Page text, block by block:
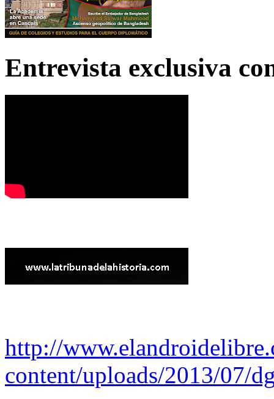
Entrevista exclusiva
http://
content/uploads/2013/07/